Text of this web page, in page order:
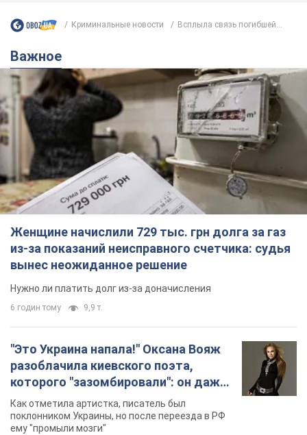
Криминальные новости Всплыла связь погибшей...
Важное
Женщине начислили 729 тыс. грн долга за газ
из-за показаний неисправного счетчика: судья
вынес неожиданное решение
Нужно ли платить долг из-за доначисления
6 годин тому 9,9 т.
"Это Украина напала!" Оксана Вояж
разоблачила киевского поэта,
которого "зазомбировали": он даже
русского не знал, а теперь хочет
геноцида украинцев
Как отметила артистка, писатель был
поклонником Украины, но после переезда в РФ
ему "промыли мозги"